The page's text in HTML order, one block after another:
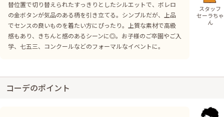
替位置で切り替えられたすっきりとしたシルエットで、ボレロ
の金ボタンが気品のある柄を引き立てる。シンプルだが、上品
でセンスの良いものを着たい方にぴったり。上質な素材で高級
感もあり、きちんと感のあるシーンに◎。お子様のご卒園やご入
学、七五三、コンクールなどのフォーマルなイベントに。
スタッフ
セーラちゃ
ん
コーデのポイント